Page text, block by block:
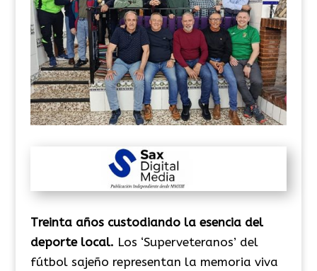
Treinta años custodiando la esencia del
deporte local. Los ‘Superveteranos’ del
fútbol sajeño representan la memoria viva